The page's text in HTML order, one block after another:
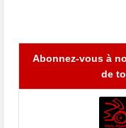
Abonnez-vous à
de